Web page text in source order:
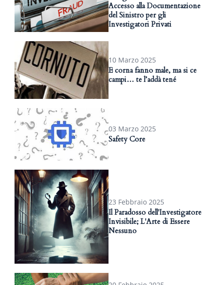
Accesso alla Documentazione
del Sinistro per gli
Investigatori Privati
10 Marzo 2025
E corna fanno male, ma si ce
campi… te l’addà tené
03 Marzo 2025
Safety Core
23 Febbraio 2025
Il Paradosso dell'Investigatore
Invisibile; L'Arte di Essere
Nessuno